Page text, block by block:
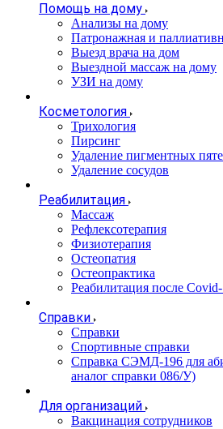
Помощь на дому
Анализы на дому
Патронажная и
Выезд врача на дом
Выездной массаж на дому
УЗИ на дому
Косметология
Трихология
Пирсинг
Удаление пигментных
Удаление сосудов
Реабилитация
Массаж
Рефлексотерапия
Физиотерапия
Остеопатия
Остеопрактика
Реабилитация после
Справки
Справки
Спортивные справки
Справка СЭМД‑196 для
аналог справки 086/У)
Для организаций
Вакцинация сотрудников